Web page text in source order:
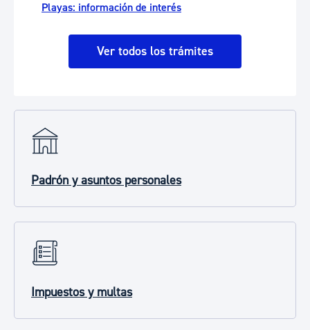
Playas: información de interés
Ver todos los trámites
Padrón y asuntos personales
Impuestos y multas